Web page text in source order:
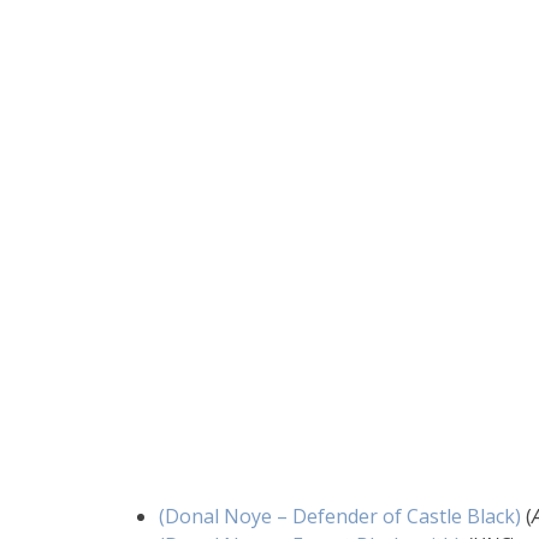
(Donal Noye – Defender of Castle Black) (